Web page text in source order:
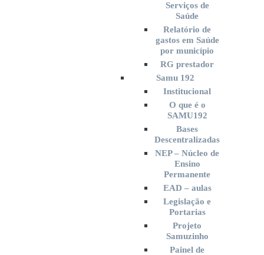
Serviços de
Saúde
Relatório de
gastos em Saúde
por município
RG prestador
Samu 192
Institucional
O que é o
SAMU192
Bases
Descentralizadas
NEP – Núcleo de
Ensino
Permanente
EAD – aulas
Legislação e
Portarias
Projeto
Samuzinho
Painel de